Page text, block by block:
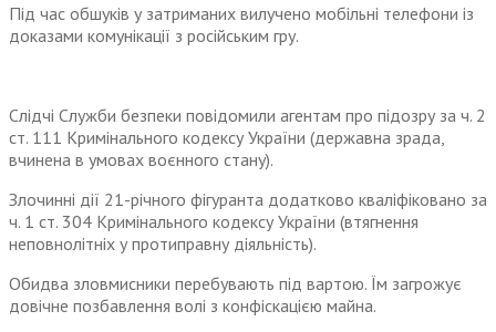
Під час обшуків у затриманих вилучено мобільні телефони із
доказами комунікації з російським гру.
Слідчі Служби безпеки повідомили агентам про підозру за ч. 2
ст. 111 Кримінального кодексу України (державна зрада,
вчинена в умовах воєнного стану).
Злочинні дії 21-річного фігуранта додатково кваліфіковано за
ч. 1 ст. 304 Кримінального кодексу України (втягнення
неповнолітніх у протиправну діяльність).
Обидва зловмисники перебувають під вартою. Їм загрожує
довічне позбавлення волі з конфіскацією майна.